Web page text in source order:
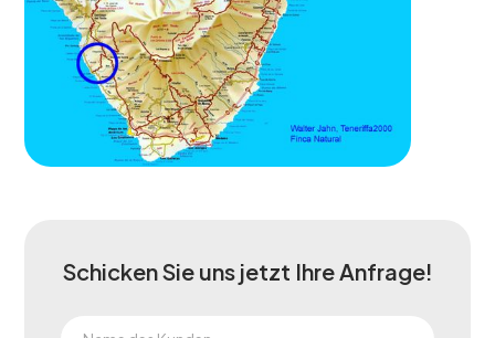
Schicken Sie uns jetzt Ihre Anfrage!